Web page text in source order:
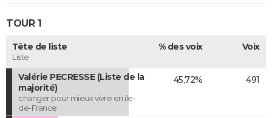
TOUR 1
Tête de liste
Liste
% des voix Voix
Valérie PECRESSE (Liste de la
majorité)
changer pour mieux vivre en ile-
de-France
45,72% 491